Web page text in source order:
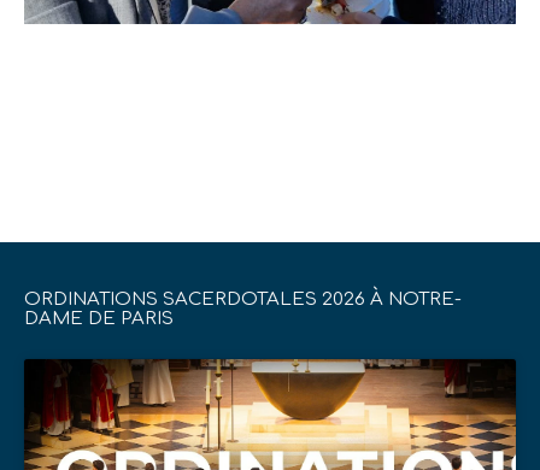
ORDINATIONS SACERDOTALES 2026 À NOTRE-
DAME DE PARIS